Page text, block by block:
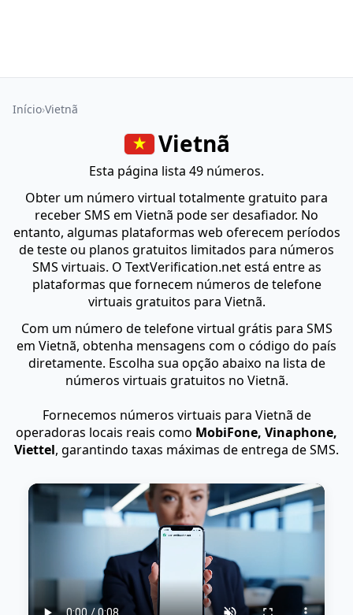
Início Vietnã
Vietnã
Esta página lista 49 números.
Obter um número virtual totalmente gratuito para
receber SMS em Vietnã pode ser desafiador. No
entanto, algumas plataformas web oferecem períodos
de teste ou planos gratuitos limitados para números
SMS virtuais. O TextVerification.net está entre as
plataformas que fornecem números de telefone
virtuais gratuitos para Vietnã.
Com um número de telefone virtual grátis para SMS
em Vietnã, obtenha mensagens com o código do país
diretamente. Escolha sua opção abaixo na lista de
números virtuais gratuitos no Vietnã.
Fornecemos números virtuais para Vietnã de
operadoras locais reais como MobiFone, Vinaphone,
Viettel, garantindo taxas máximas de entrega de SMS.